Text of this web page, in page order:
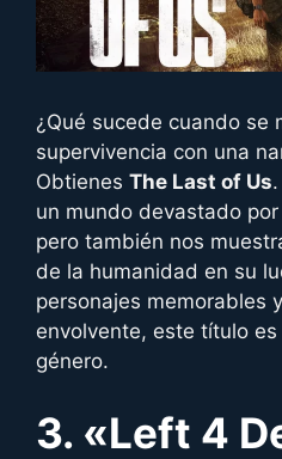
¿Qué sucede cuando se
supervivencia con una
Obtienes The Last of Us
un mundo devastado
pero también nos
de la humanidad en su
personajes memorables
envolvente, este título
género.
3. «Left 4